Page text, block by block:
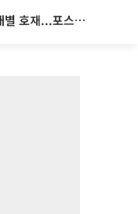
[증시키워드] 반도체 충격 뚫은 개별 호재...포스코퓨처엠·에코프로·한화솔루션 '눈길'